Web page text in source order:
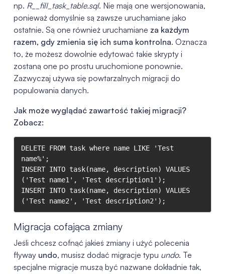
np. R__fill_task_table.sql. Nie mają one wersjonowania,
ponieważ domyślnie są zawsze uruchamiane jako
ostatnie. Są one również uruchamiane za każdym
razem, gdy zmienia się ich suma kontrolna. Oznacza
to, że możesz dowolnie edytować takie skrypty i
zostaną one po prostu uruchomione ponownie.
Zazwyczaj używa się powtarzalnych migracji do
populowania danych.
Jak może wyglądać zawartość takiej migracji?
Zobacz:
DELETE FROM task where name LIKE 'Test
name%';
INSERT INTO task(name, description) VALUES
('Test name1', 'Test description1');
INSERT INTO task(name, description) VALUES
('Test name2', 'Test description2');
Migracja cofająca zmiany
Jeśli chcesz cofnąć jakieś zmiany i użyć polecenia
flyway undo, musisz dodać migracje typu undo. Te
specjalne migracje muszą być nazwane dokładnie tak,